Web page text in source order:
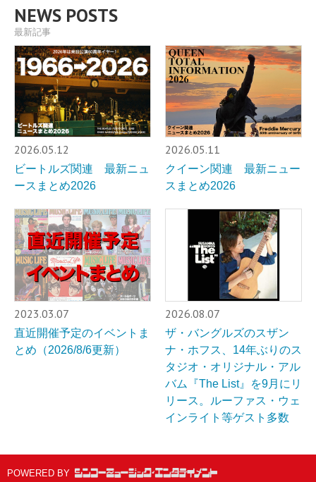
NEWS POSTS
最新記事
2026.05.12
ビートルズ関連 最新ニュ
ースまとめ2026
2026.05.11
クイーン関連 最新ニュー
スまとめ2026
2023.03.07
直近開催予定のイベントま
とめ（2026/8/6更新）
2026.08.07
ザ・バングルズのスザン
ナ・ホフス、14年ぶりのス
タジオ・オリジナル・アル
バム『The List』を9月にリ
リース。ルーファス・ウェ
インライト等ゲスト多数
POWERED BY